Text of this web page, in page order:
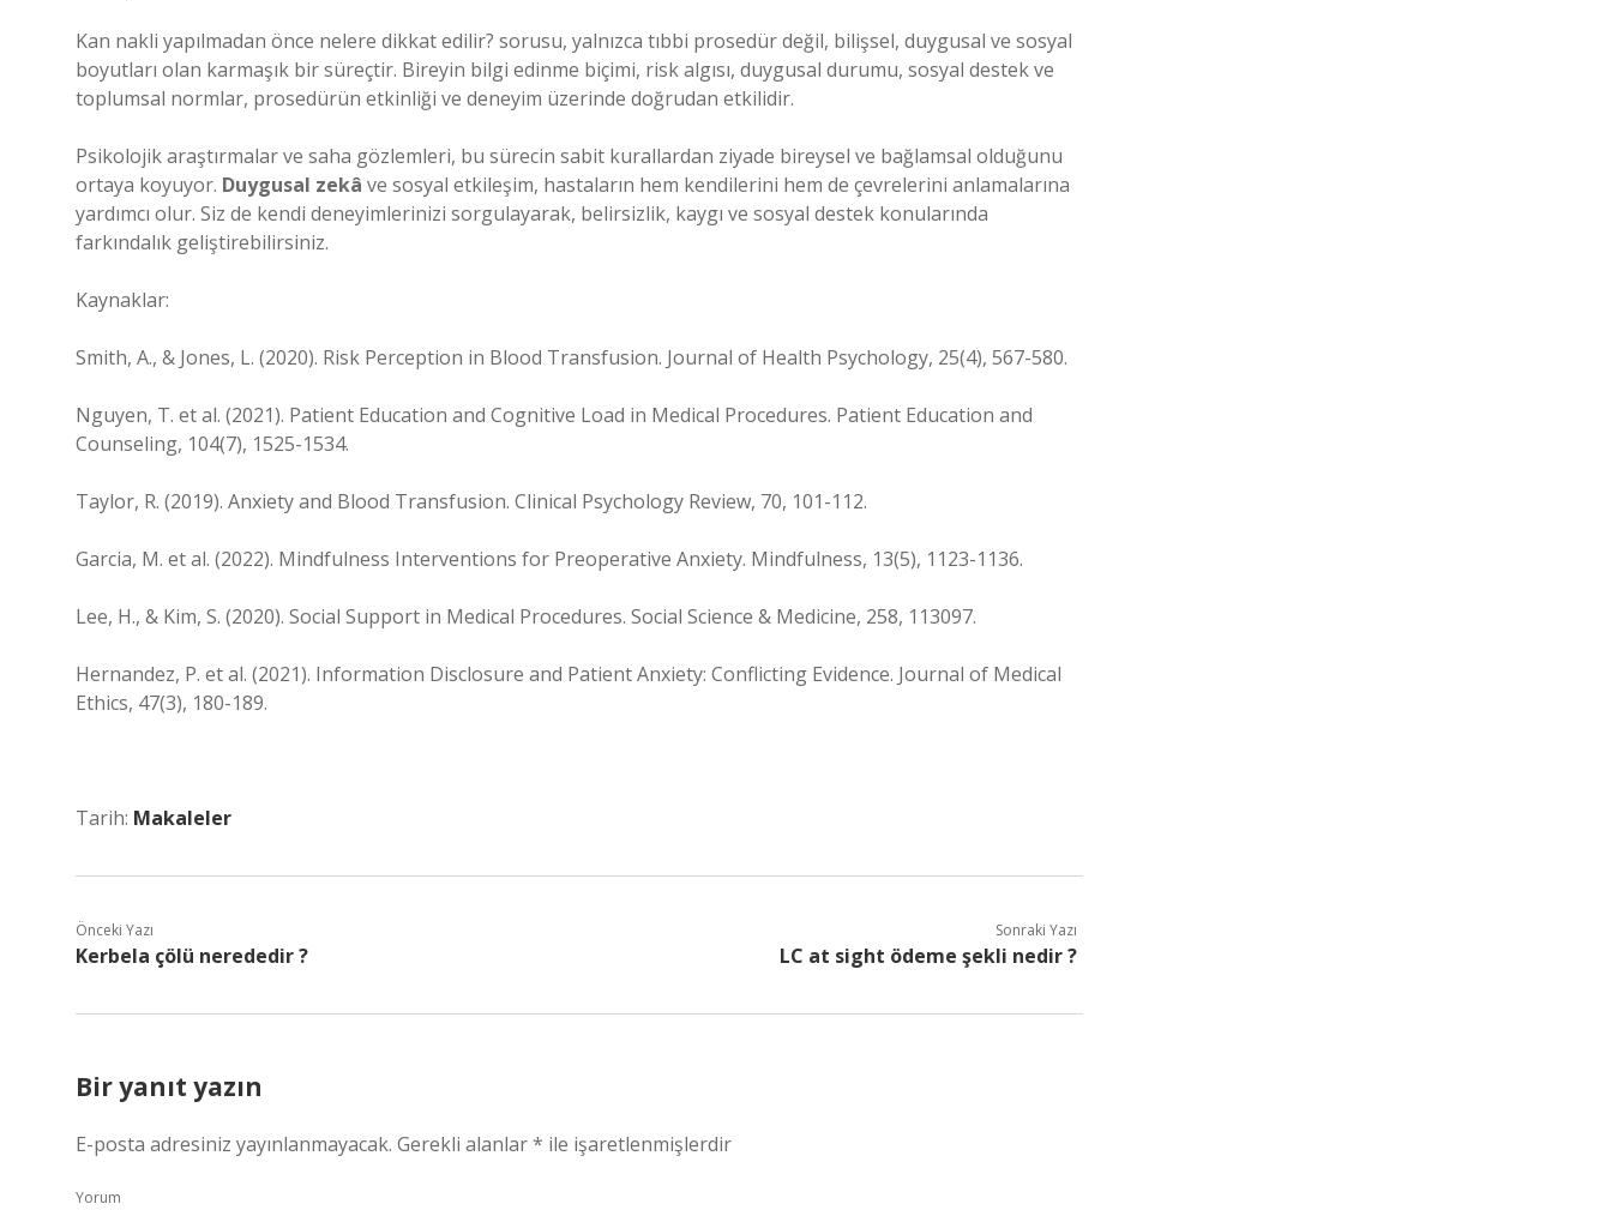
Kan nakli yapılmadan önce nelere dikkat edilir? sorusu, yalnızca tıbbi prosedür değil, bilişsel, duygusal ve sosyal
boyutları olan karmaşık bir süreçtir. Bireyin bilgi edinme biçimi, risk algısı, duygusal durumu, sosyal destek ve
toplumsal normlar, prosedürün etkinliği ve deneyim üzerinde doğrudan etkilidir.
Psikolojik araştırmalar ve saha gözlemleri, bu sürecin sabit kurallardan ziyade bireysel ve bağlamsal olduğunu
ortaya koyuyor. Duygusal zekâ ve sosyal etkileşim, hastaların hem kendilerini hem de çevrelerini anlamalarına
yardımcı olur. Siz de kendi deneyimlerinizi sorgulayarak, belirsizlik, kaygı ve sosyal destek konularında
farkındalık geliştirebilirsiniz.
Kaynaklar:
Smith, A., & Jones, L. (2020). Risk Perception in Blood Transfusion. Journal of Health Psychology, 25(4), 567-580.
Nguyen, T. et al. (2021). Patient Education and Cognitive Load in Medical Procedures. Patient Education and
Counseling, 104(7), 1525-1534.
Taylor, R. (2019). Anxiety and Blood Transfusion. Clinical Psychology Review, 70, 101-112.
Garcia, M. et al. (2022). Mindfulness Interventions for Preoperative Anxiety. Mindfulness, 13(5), 1123-1136.
Lee, H., & Kim, S. (2020). Social Support in Medical Procedures. Social Science & Medicine, 258, 113097.
Hernandez, P. et al. (2021). Information Disclosure and Patient Anxiety: Conflicting Evidence. Journal of Medical
Ethics, 47(3), 180-189.
Tarih: Makaleler
Önceki Yazı
Kerbela çölü nerededir ?
Sonraki Yazı
LC at sight ödeme şekli nedir ?
Bir yanıt yazın
E-posta adresiniz yayınlanmayacak. Gerekli alanlar* ile işaretlenmişlerdir
Yorum